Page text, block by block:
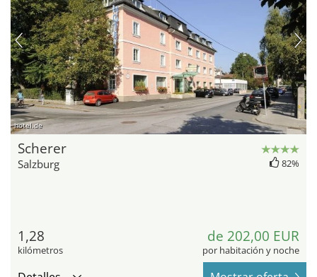
hotel.de
Scherer
Salzburg 82%
1,28
kilómetros
de 202,00 EUR
por habitación y noche